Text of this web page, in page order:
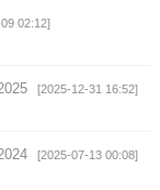
02:12]
[2025-12-31 16:52]
[2025-07-13 00:08]